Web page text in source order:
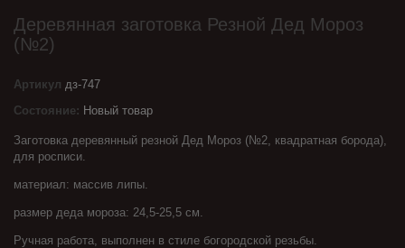
Деревянная заготовка Резной Дед Мороз
(№2)
Артикул дз-747
Состояние: Новый товар
Заготовка деревянный резной Дед Мороз (№2, квадратная борода),
для росписи.
материал: массив липы.
размер деда мороза: 24,5-25,5 см.
Ручная работа, выполнен в стиле богородской резьбы.